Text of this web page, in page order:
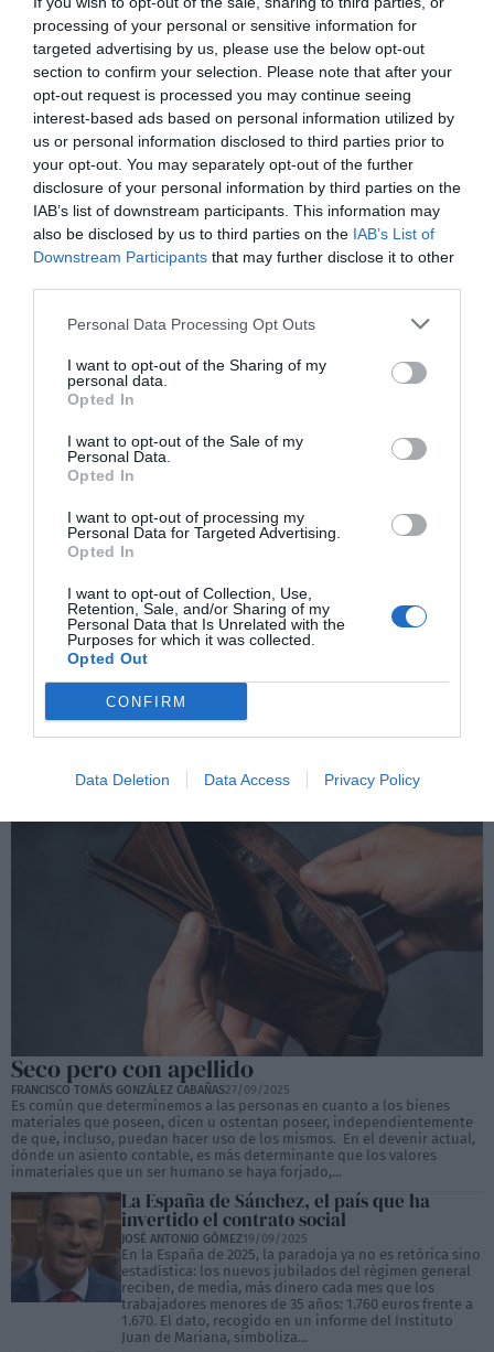
processing of your personal or sensitive information for
targeted advertising by us, please use the below opt-out
section to confirm your selection. Please note that after your
opt-out request is processed you may continue seeing
interest-based ads based on personal information utilized by
us or personal information disclosed to third parties prior to
your opt-out. You may separately opt-out of the further
disclosure of your personal information by third parties on the
IAB’s list of downstream participants. This information may
also be disclosed by us to third parties on the IAB’s List of
Downstream Participants that may further disclose it to other
Personal Data Processing Opt Outs
I want to opt-out of the Sharing of my
personal data.
Opted In
I want to opt-out of the Sale of my
Personal Data.
Opted In
I want to opt-out of processing my
Personal Data for Targeted Advertising.
Opted In
I want to opt-out of Collection, Use,
Retention, Sale, and/or Sharing of my
Personal Data that Is Unrelated with the
Purposes for which it was collected.
Opted Out
CONFIRM
Data Deletion Data Access Privacy Policy
llamarnos al orden,...
La España de Sánchez: los ultrarricos
disparan su riqueza un 21%, los
trabajadores pobres no paran de crecer
JOSÉ ANTONIO GÓMEZ04/12/2025
La España de Pedro Sánchez ofrece una imagen que,
como en un espejo deformante, devuelve
simultáneamente la estampa de un país enriquecido y
la de una sociedad cada vez más frágil. En las alturas
de la economía, el número de multimillonarios
españoles se expande, sus fortunas baten récords y la
concentración...
Los que tienen la riqueza que hay que
redistribuir
EDUARDO MADROÑAL PEDRAZA
delante en el ámbito internacional, es cuando te das
cuenta de que es prioritario la redistribución de
riqueza y promover una buena vida para el máximo
número de personas.” Juan Antonio Corbalán,
estudio de Eurofund,...
Seco pero con apellido
FRANCISCO TOMÁS GONZÁLEZ CABAÑAS27/09/2025
Es común que determinemos a las personas en cuanto a los bienes
materiales que poseen, dicen u ostentan poseer, independientemente
de que, incluso, puedan hacer uso de los mismos. En el devenir actual,
dónde un asiento contable, es más determinante que los valores
inmateriales que un ser humano se haya forjado,...
La España de Sánchez, el país que ha
invertido el contrato social
JOSÉ ANTONIO GÓMEZ19/09/2025
En la España de 2025, la paradoja ya no es retórica sino
estadística: los nuevos jubilados del régimen general
reciben, de media, más dinero cada mes que los
trabajadores menores de 35 años: 1.760 euros frente a
1.670. El dato, recogido en un informe del Instituto
Juan de Mariana, simboliza...